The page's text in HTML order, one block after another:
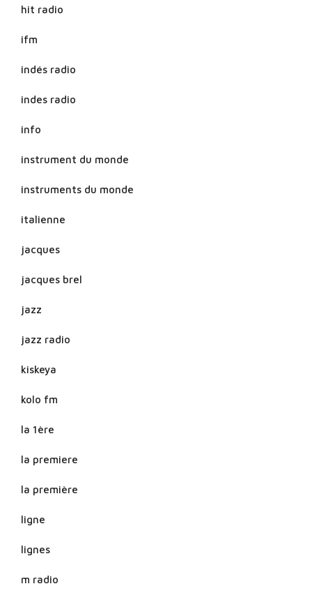
hit radio
ifm
indés radio
indes radio
info
instrument du monde
instruments du monde
italienne
jacques
jacques brel
jazz
jazz radio
kiskeya
kolo fm
la 1ère
la premiere
la première
ligne
lignes
m radio